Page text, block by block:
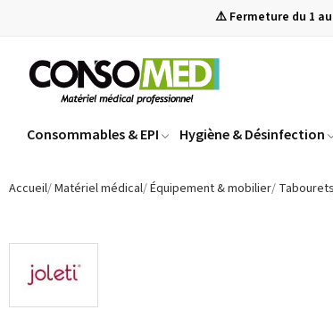
⚠️ Fermeture du 1
Consommables & EPI Hygiène & Désinfection
Accueil Matériel médical Équipement & mobilier Tabourets